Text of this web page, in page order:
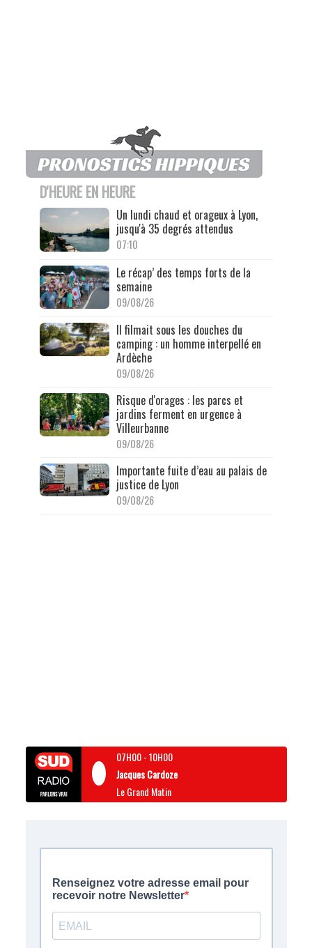
D'HEURE EN HEURE
Un lundi chaud et orageux à Lyon,
jusqu'à 35 degrés attendus
07:10
Le récap’ des temps forts de la
semaine
09/08/26
Il filmait sous les douches du
camping : un homme interpellé en
Ardèche
09/08/26
Risque d'orages : les parcs et
jardins ferment en urgence à
Villeurbanne
09/08/26
Importante fuite d’eau au palais de
justice de Lyon
09/08/26
07H00-10H00
Jacques Cardoze
Le Grand Matin